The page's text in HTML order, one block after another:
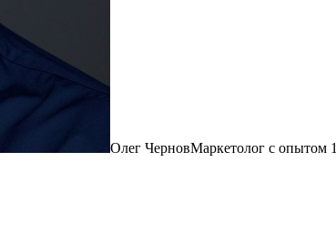
Олег ЧерновМаркетолог с опытом